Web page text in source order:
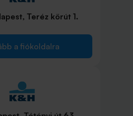
Teréz körút 1.
a fiókoldalra